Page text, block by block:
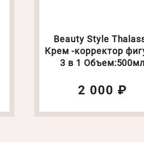
Beauty Style
Крем -корректор
3 в 1 Объем:500мл
2 000 ₽